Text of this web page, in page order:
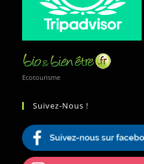
Ecotourisme
Suivez-Nous !